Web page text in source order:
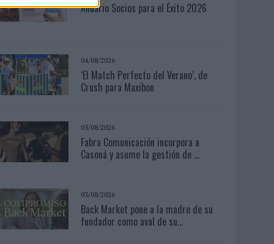
Anuario Socios para el Éxito 2026
04/08/2026
‘El Match Perfecto del Verano’, de
Crush para Maxibon
05/08/2026
Fabra Comunicación incorpora a
Casoná y asume la gestión de ...
03/08/2026
Back Market pone a la madre de su
fundador como aval de su...